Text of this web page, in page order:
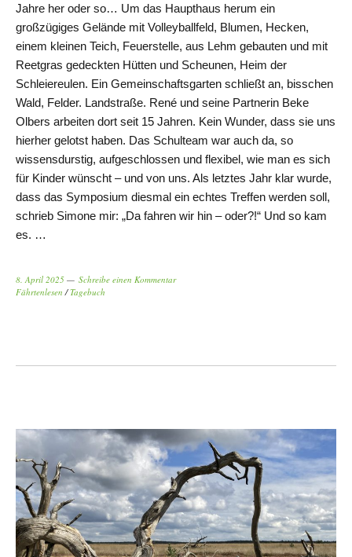
Jahre her oder so… Um das Haupthaus herum ein
großzügiges Gelände mit Volleyballfeld, Blumen, Hecken,
einem kleinen Teich, Feuerstelle, aus Lehm gebauten und mit
Reetgras gedeckten Hütten und Scheunen, Heim der
Schleiereulen. Ein Gemeinschaftsgarten schließt an, bisschen
Wald, Felder. Landstraße. René und seine Partnerin Beke
Olbers arbeiten dort seit 15 Jahren. Kein Wunder, dass sie uns
hierher gelotst haben. Das Schulteam war auch da, so
wissensdurstig, aufgeschlossen und flexibel, wie man es sich
für Kinder wünscht – und von uns. Als letztes Jahr klar wurde,
dass das Symposium diesmal ein echtes Treffen werden soll,
schrieb Simone mir: „Da fahren wir hin – oder?!“ Und so kam
es. …
8. April 2025
Schreibe einen Kommentar
Fährtenlesen /Tagebuch